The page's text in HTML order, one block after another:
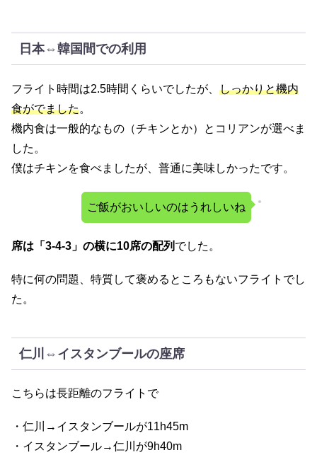
日本⇔韓国間での利用
フライト時間は2.5時間くらいでしたが、 しっかりと機内
食がでました。
機内食は一般的なもの（チキンとか）とコリアンが選べま
した。
僕はチキンを食べましたが、普通に美味しかったです。
ご飯がおいしいのはうれしいね
席は「3-4-3」の横に10席の配列 でした。
特に何の問題、特質して褒めるところもないフライトでし
た。
仁川⇔イスタンブールの座席
こちらは長距離のフライトで
・仁川→イスタンブールが11h45m
・イスタンブール→仁川が9h40m